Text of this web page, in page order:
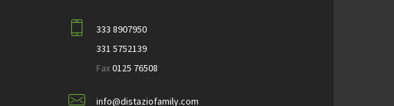
333 8907950
331 5752139
Fax0125 76508
info@distaziofamily.com